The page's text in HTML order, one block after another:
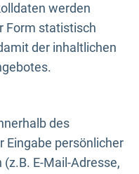
werden
Form statistisch
der inhaltlichen
des
Eingabe persönlicher
E-Mail-Adresse,